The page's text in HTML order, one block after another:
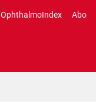
OphthalmoIndex Abo